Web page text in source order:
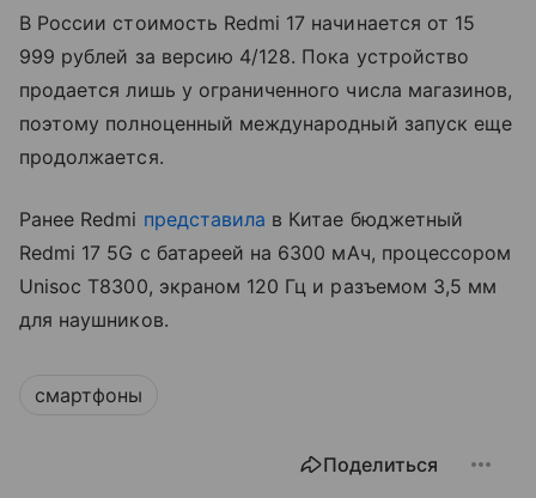
В России стоимость Redmi 17 начинается от 15
999 рублей за версию 4/128. Пока устройство
продается лишь у ограниченного числа магазинов,
поэтому полноценный международный запуск еще
продолжается.
Ранее Redmi представила в Китае бюджетный
Redmi 17 5G с батареей на 6300 мАч, процессором
Unisoc T8300, экраном 120 Гц и разъемом 3,5 мм
для наушников.
смартфоны
Поделиться